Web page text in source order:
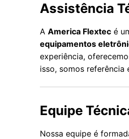
Assistência
A America Flextec é
equipamentos
experiência,
isso, somos referência
Equipe
Nossa equipe é